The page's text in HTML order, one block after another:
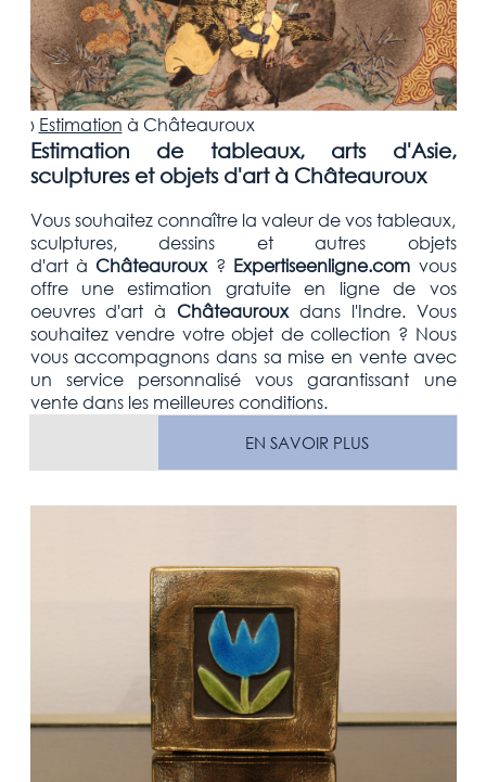
› Estimation à Châteauroux
Estimation de tableaux, arts d'Asie,
sculptures et objets d'art à Châteauroux
Vous souhaitez connaître la valeur de vos tableaux,
sculptures, dessins et autres objets
d'art à Châteauroux ? Expertiseenligne.com vous
offre une estimation gratuiteen ligne de vos
oeuvres d'art à Châteauroux dans l'Indre. Vous
souhaitez vendre votreobjet de collection ? Nous
vous accompagnons dans sa mise en vente avec
un service personnalisé vous garantissant une
vente dans les meilleures conditions.
EN SAVOIR PLUS